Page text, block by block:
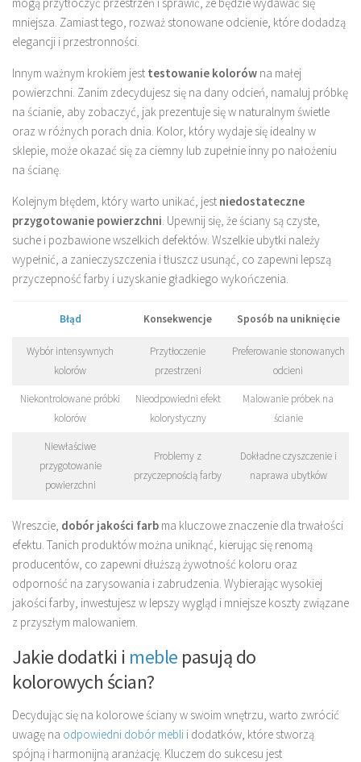
mniejsza. Zamiast tego, rozważ stonowane odcienie, które dodadzą
elegancji i przestronności.
Innym ważnym krokiem jest testowanie kolorów na małej
powierzchni. Zanim zdecydujesz się na dany odcień, namaluj próbkę
na ścianie, aby zobaczyć, jak prezentuje się w naturalnym świetle
oraz w różnych porach dnia. Kolor, który wydaje się idealny w
sklepie, może okazać się za ciemny lub zupełnie inny po nałożeniu
na ścianę.
Kolejnym błędem, który warto unikać, jest niedostateczne
przygotowanie powierzchni. Upewnij się, że ściany są czyste,
suche i pozbawione wszelkich defektów. Wszelkie ubytki należy
wypełnić, a zanieczyszczenia i tłuszcz usunąć, co zapewni lepszą
przyczepność farby i uzyskanie gładkiego wykończenia.
Błąd Konsekwencje Sposób na uniknięcie
Wybór intensywnych
kolorów
Przytłoczenie
przestrzeni
Preferowanie stonowanych
odcieni
Niekontrolowane próbki
kolorów
Nieodpowiedni efekt
kolorystyczny
Malowanie próbek na
ścianie
Niewłaściwe
przygotowanie
powierzchni
Problemy z
przyczepnością farby
Dokładne czyszczenie i
naprawa ubytków
Wreszcie, dobór jakości farb ma kluczowe znaczenie dla trwałości
efektu. Tanich produktów można uniknąć, kierując się renomą
producentów, co zapewni dłuższą żywotność koloru oraz
odporność na zarysowania i zabrudzenia. Wybierając wysokiej
jakości farby, inwestujesz w lepszy wygląd i mniejsze koszty związane
z przyszłym malowaniem.
Jakie dodatki i meble pasują do
kolorowych ścian?
Decydując się na kolorowe ściany w swoim wnętrzu, warto zwrócić
uwagę na odpowiedni dobór mebli i dodatków, które stworzą
spójną i harmonijną aranżację. Kluczem do sukcesu jest